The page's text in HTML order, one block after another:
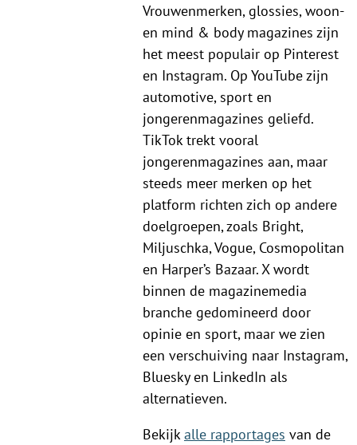
Vrouwenmerken, glossies, woon-
en mind & body magazines zijn
het meest populair op Pinterest
en Instagram. Op YouTube zijn
automotive, sport en
jongerenmagazines geliefd.
TikTok trekt vooral
jongerenmagazines aan, maar
steeds meer merken op het
platform richten zich op andere
doelgroepen, zoals Bright,
Miljuschka, Vogue, Cosmopolitan
en Harper’s Bazaar. X wordt
binnen de magazinemedia
branche gedomineerd door
opinie en sport, maar we zien
een verschuiving naar Instagram,
Bluesky en LinkedIn als
alternatieven.
Bekijkalle rapportages van de